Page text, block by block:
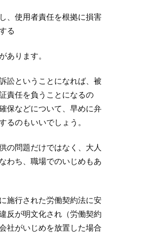
、使用者責任を根拠に損害
る
あります。
訟ということになれば、被
責任を負うことになるの
保などについて、早めに弁
るのもいいでしょう。
の問題だけではなく、大人
わち、職場でのいじめもあ
施行された労働契約法に安
反が明文化され（労働契約
社がいじめを放置した場合